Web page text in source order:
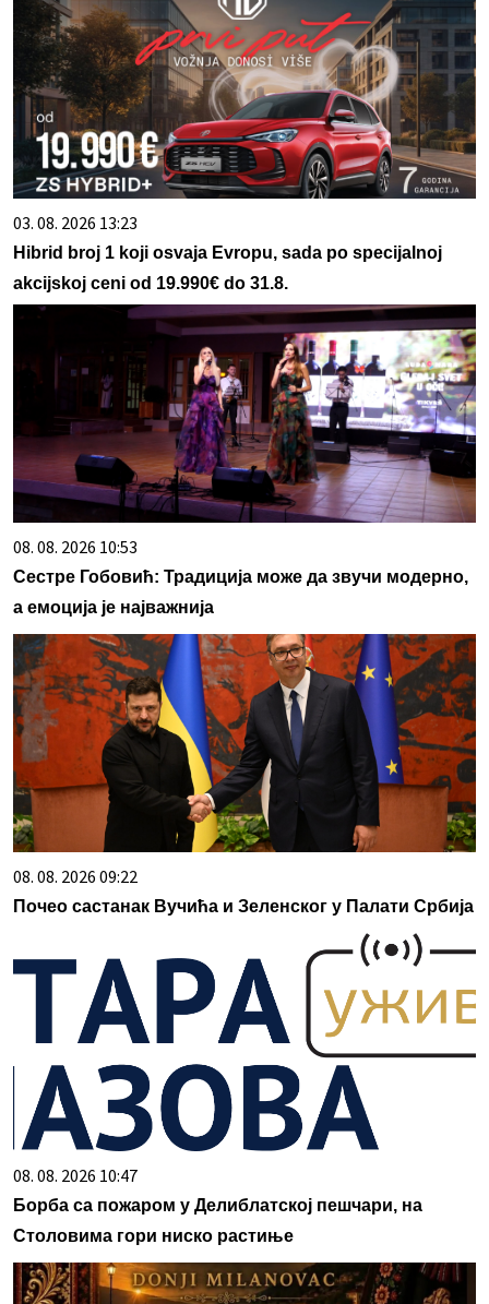
03. 08. 2026 13:23
Hibrid broj 1 koji osvaja Evropu, sada po specijalnoj
akcijskoj ceni od 19.990€ do 31.8.
08. 08. 2026 10:53
Сестре Гобовић: Традиција може да звучи модерно,
а емоција је најважнија
08. 08. 2026 09:22
Почео састанак Вучића и Зеленског у Палати Србија
08. 08. 2026 10:47
Борба са пожаром у Делиблатској пешчари, на
Столовима гори ниско растиње